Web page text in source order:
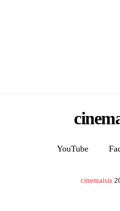
cinemaisis